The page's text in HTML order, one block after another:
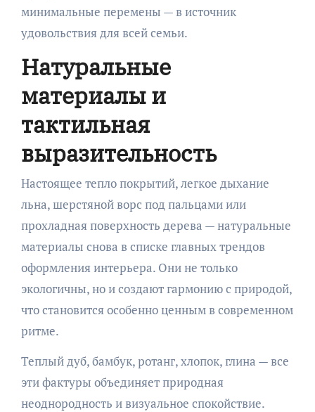
минимальные перемены — в источник
удовольствия для всей семьи.
Натуральные
материалы и
тактильная
выразительность
Настоящее тепло покрытий, легкое дыхание
льна, шерстяной ворс под пальцами или
прохладная поверхность дерева — натуральные
материалы снова в списке главных трендов
оформления интерьера. Они не только
экологичны, но и создают гармонию с природой,
что становится особенно ценным в современном
ритме.
Теплый дуб, бамбук, ротанг, хлопок, глина — все
эти фактуры объединяет природная
неоднородность и визуальное спокойствие.